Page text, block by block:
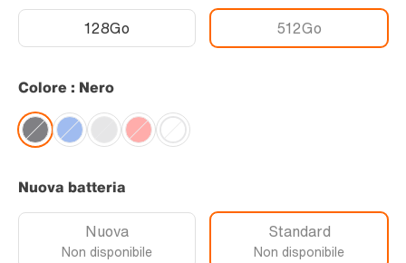
128Go 512Go
Colore : Nero
Nuova batteria
Nuova
Non disponibile
Standard
Non disponibile